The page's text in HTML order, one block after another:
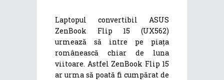
Laptopul convertibil ASUS
ZenBook Flip 15 (UX562)
urmează să intre pe piața
românească chiar de luna
viitoare. Astfel ZenBook Flip 15
ar urma să poată fi cumpărat de